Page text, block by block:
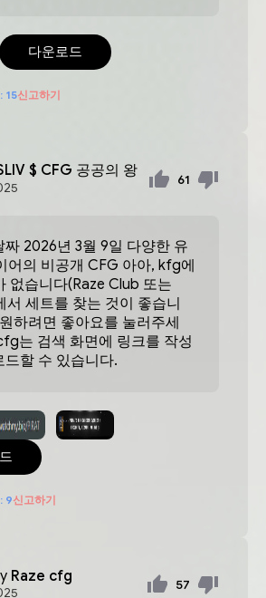
다운로드
15신고하기
$ CFG 공공의 왕 61
짜 2026년 3월 9일 다양한 유
어의 비공개 CFG 아아, kfg에
없습니다(Raze Club 또는
서 세트를 찾는 것이 좋습니
하려면 좋아요를 눌러주세
는 검색 화면에 링크를 작성
드할 수 있습니다.
9신고하기
Raze cfg 57